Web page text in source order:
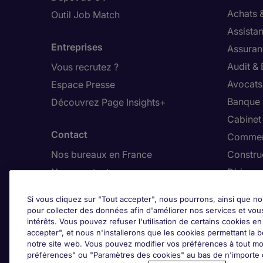
Outil Job Match
Entreprises
Vous recrutez ?
Espace Presse
Découvrez Page Insights+
Contact
Nos bureaux en France
Nous contacter
Les avis Google
Google Rating
Achats
Audit &
Si vous cliquez sur "Tout accepter", nous pourrons, ainsi que
pour collecter des données afin d'améliorer nos services et
intérêts. Vous pouvez refuser l'utilisation de certains cookies
accepter", et nous n'installerons que les cookies permettant la
notre site web. Vous pouvez modifier vos préférences à tout
préférences" ou "Paramètres des cookies" au bas de